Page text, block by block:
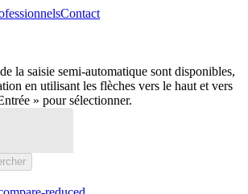
Contact
la saisie semi-automatique sont disponibles,
en utilisant les flèches vers le haut et vers
» pour sélectionner.